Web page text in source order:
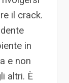
il crack.
in
e non
altri. È